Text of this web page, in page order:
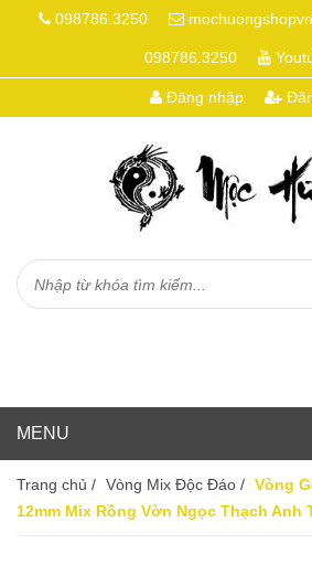
098786.3250
098786.3250
Đăng nhập
Trang chủ / Vòng Mix Độc Đáo / Vòng
12mm Mix Rồng Vờn Ngọc Thạch Anh